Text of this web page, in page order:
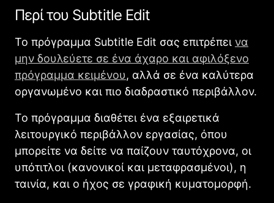
Περί του Subtitle Edit
Το πρόγραμμα Subtitle Edit σας επιτρέπει να
μην δουλεύετε σε ένα άχαρο και αφιλόξενο
πρόγραμμα κειμένου, αλλά σε ένα καλύτερα
οργανωμένο και πιο διαδραστικό περιβάλλον.
Το πρόγραμμα διαθέτει ένα εξαιρετικά
λειτουργικό περιβάλλον εργασίας, όπου
μπορείτε να δείτε να παίζουν ταυτόχρονα, οι
υπότιτλοι (κανονικοί και μεταφρασμένοι), η
ταινία, και ο ήχος σε γραφική κυματομορφή.